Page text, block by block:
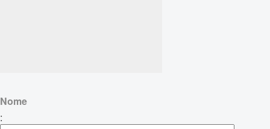
Nome
: